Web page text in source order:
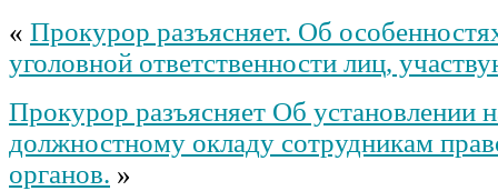
« Прокурор разъясняет. Об
уголовной ответственности лиц,
Прокурор разъясняет Об установлении
должностному окладу сотрудникам
органов. »